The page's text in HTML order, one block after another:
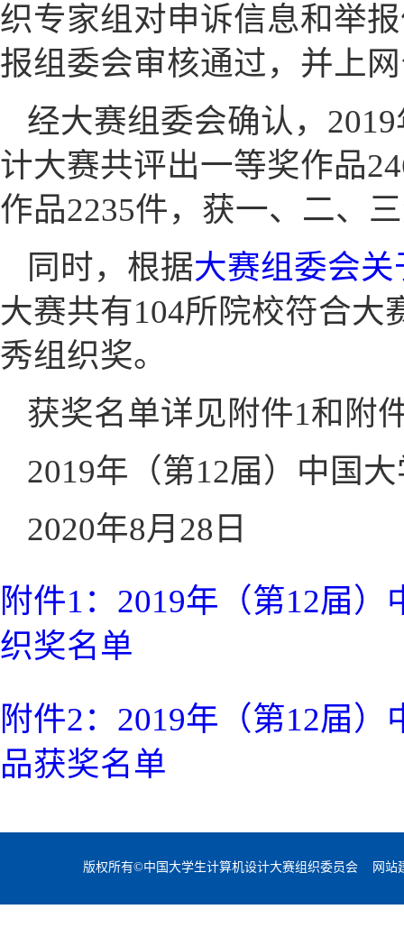
织专家组对申诉信息和举
报组委会审核通过，并上
经大赛组委会确认，
计大赛共评出一等奖作品
作品2235件，获一、二、
同时，根据大赛组委会
大赛共有104所院校符合
秀组织奖。
获奖名单详见附件1和附
2019年（第12届）中国
2020年8月28日
附件1：2019年（第12届
织奖名单
附件2：2019年（第12届
品获奖名单
版权所有©中国大学生计算机设计大赛组织委员会 网站